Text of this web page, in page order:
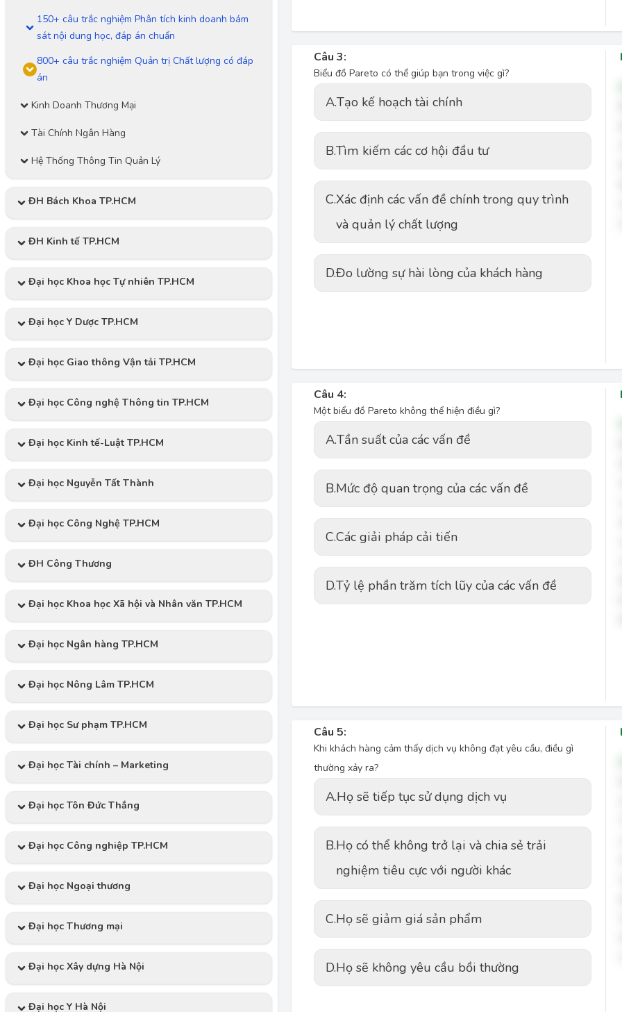
150+ câu trắc nghiệm Phân tích kinh doanh bám
sát nội dung học, đáp án chuẩn
800+ câu trắc nghiệm Quản trị Chất lượng có đáp
án
Kinh Doanh Thương Mại
Tài Chính Ngân Hàng
Hệ Thống Thông Tin Quản Lý
ĐH Bách Khoa TP.HCM
ĐH Kinh tế TP.HCM
Đại học Khoa học Tự nhiên TP.HCM
Đại học Y Dược TP.HCM
Đại học Giao thông Vận tải TP.HCM
Đại học Công nghệ Thông tin TP.HCM
Đại học Kinh tế-Luật TP.HCM
Đại học Nguyễn Tất Thành
Đại học Công Nghệ TP.HCM
ĐH Công Thương
Đại học Khoa học Xã hội và Nhân văn TP.HCM
Đại học Ngân hàng TP.HCM
Đại học Nông Lâm TP.HCM
Đại học Sư phạm TP.HCM
Đại học Tài chính – Marketing
Đại học Tôn Đức Thắng
Đại học Công nghiệp TP.HCM
Đại học Ngoại thương
Đại học Thương mại
Đại học Xây dựng Hà Nội
Đại học Y Hà Nội
Câu 3:
Biểu đồ Pareto có thể giúp bạn trong việc gì?
A.Tạo kế hoạch tài chính
B.Tìm kiếm các cơ hội đầu tư
C.Xác định các vấn đề chính trong quy trình
và quản lý chất lượng
D.Đo lường sự hài lòng của khách hàng
Câu 4:
Một biểu đồ Pareto không thể hiện điều gì?
A.Tần suất của các vấn đề
B.Mức độ quan trọng của các vấn đề
C.Các giải pháp cải tiến
D.Tỷ lệ phần trăm tích lũy của các vấn đề
Câu 5:
Khi khách hàng cảm thấy dịch vụ không đạt yêu cầu, điều gì
thường xảy ra?
A.Họ sẽ tiếp tục sử dụng dịch vụ
B.Họ có thể không trở lại và chia sẻ trải
nghiệm tiêu cực với người khác
C.Họ sẽ giảm giá sản phẩm
D.Họ sẽ không yêu cầu bồi thường